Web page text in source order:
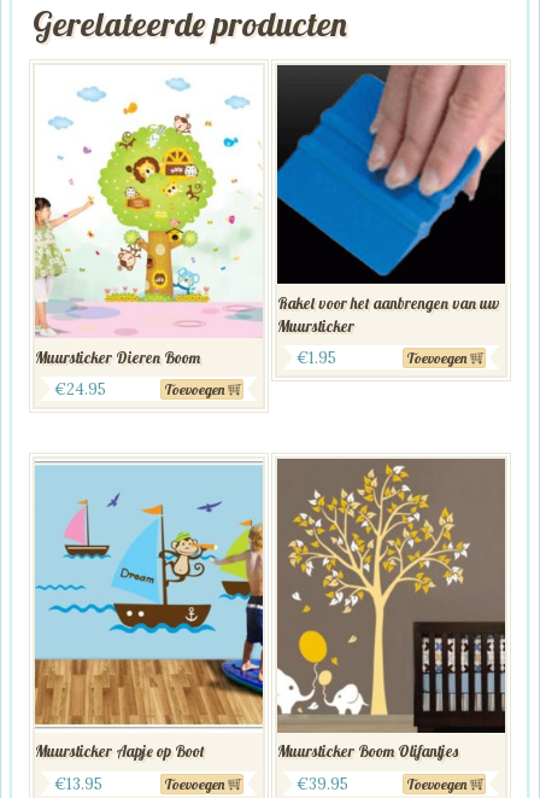
Gerelateerde producten
Muursticker Dieren Boom
€24.95 Toevoegen
Rakel voor het aanbrengen van uw
Muursticker
€1.95 Toevoegen
Muursticker Aapje op Boot
€13.95 Toevoegen
Muursticker Boom Olifantjes
€39.95 Toevoegen